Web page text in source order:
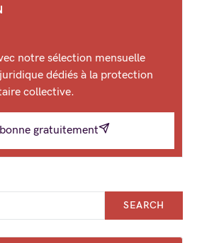
notre sélection mensuelle
juridique dédiés à la protection
collective.
gratuitement
SEARCH